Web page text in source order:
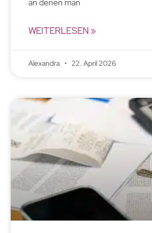
an denen man
WEITERLESEN »
Alexandra 22. April 2026